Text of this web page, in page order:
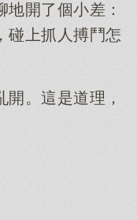
開了個小差：
碰上抓人搏鬥怎
。這是道理，